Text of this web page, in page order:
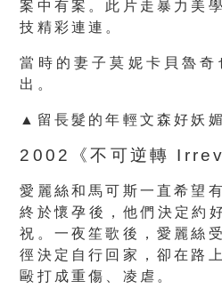
案中有案。此片走暴力美
技精彩連連。
當時的妻子莫妮卡貝魯
出。
▲留長髮的年輕文森好妖
2002《不可逆轉
愛麗絲和馬可斯一直希望
終於懷孕後，他們決定約
祝。一夜笙歌後，愛麗絲
徑決定自行回家，卻在路
毆打成重傷、凌虐。